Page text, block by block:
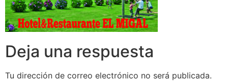
Deja una respuesta
Tu dirección de correo electrónico no será publicada.